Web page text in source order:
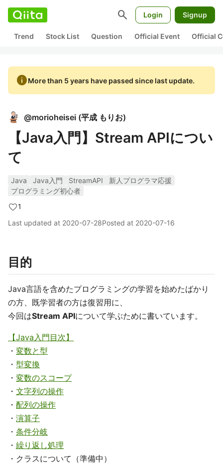
search Login Signup
Trend Stock List Question Official Event Official
infoMore than 5 years have passed since last update.
@morioheisei (平成 もりお)
【Java入門】Stream APIについ
て
Java Java入門 StreamAPI
新人プログラマ応援
プログラミング初心者
1
Last updated at 2020-07-28Posted at 2020-07-16
目的
Java言語を含めたプログラミングの学習を始めたばかり
の方、既学習者の方は復習用に、
今回はStream APIについて学ぶために書いています。
【Java入門目次】
・ 変数と型
・ 型変換
・ 変数のスコープ
・ 文字列の操作
・ 配列の操作
・ 演算子
・ 条件分岐
・ 繰り返し処理
・クラスについて（準備中）